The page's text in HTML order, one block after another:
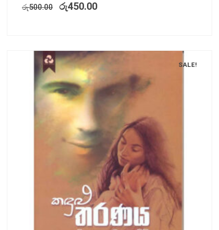
රු500.00 රු450.00
SALE!